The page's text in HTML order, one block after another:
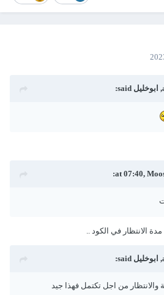
ابوخليل said:
الانتظار في الكود ..
ابوخليل said:
والانتظار من اجل تكتمل فهذا جيد